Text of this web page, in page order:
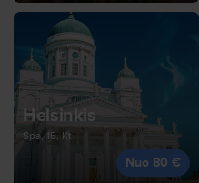
Helsinkis
Spa, 15, Kt
Nuo 80 €